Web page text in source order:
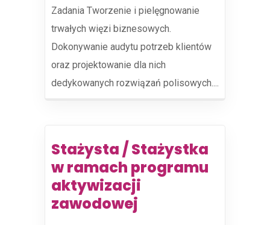
Zadania Tworzenie i pielęgnowanie
trwałych więzi biznesowych.
Dokonywanie audytu potrzeb klientów
oraz projektowanie dla nich
dedykowanych rozwiązań polisowych....
Stażysta / Stażystka
w ramach programu
aktywizacji
zawodowej